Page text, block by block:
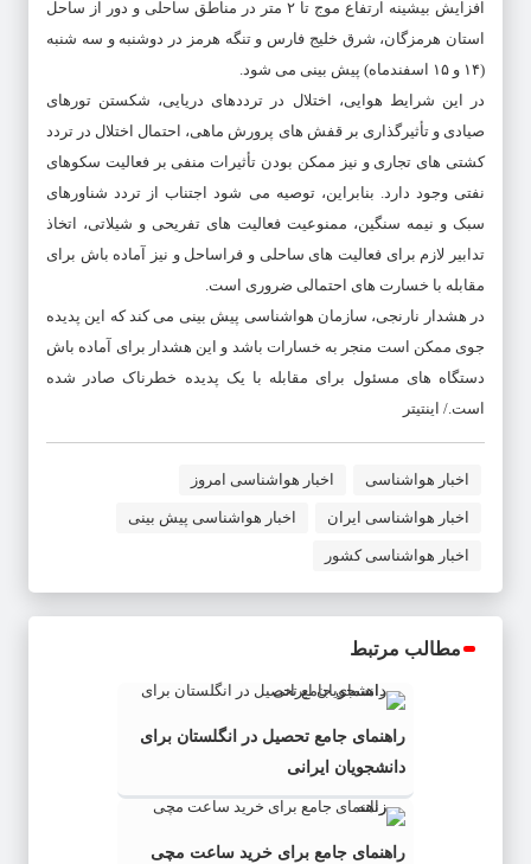
افزایش بیشینه ارتفاع موج تا ۲ متر در مناطق ساحلی و دور از ساحل
استان هرمزگان، شرق خلیج فارس و تنگه هرمز در دوشنبه و سه شنبه
(۱۴ و ۱۵ اسفندماه) پیش بینی می شود.
در این شرایط هوایی، اختلال در ترددهای دریایی، شکستن تورهای
صیادی و تأثیرگذاری بر قفش های پرورش ماهی، احتمال اختلال در تردد
کشتی های تجاری و نیز ممکن بودن تأثیرات منفی بر فعالیت سکوهای
نفتی وجود دارد. بنابراین، توصیه می شود اجتناب از تردد شناورهای
سبک و نیمه سنگین، ممنوعیت فعالیت های تفریحی و شیلاتی، اتخاذ
تدابیر لازم برای فعالیت های ساحلی و فراساحل و نیز آماده باش برای
مقابله با خسارت های احتمالی ضروری است.
در هشدار نارنجی، سازمان هواشناسی پیش بینی می کند که این پدیده
جوی ممکن است منجر به خسارات باشد و این هشدار برای آماده باش
دستگاه های مسئول برای مقابله با یک پدیده خطرناک صادر شده
است./ اینتیتر
اخبار هواشناسی اخبار هواشناسی امروز
اخبار هواشناسی ایران اخبار هواشناسی پیش بینی
اخبار هواشناسی کشور
مطالب مرتبط
راهنمای جامع تحصیل در انگلستان برای
دانشجویان ایرانی
راهنمای جامع برای خرید ساعت مچی